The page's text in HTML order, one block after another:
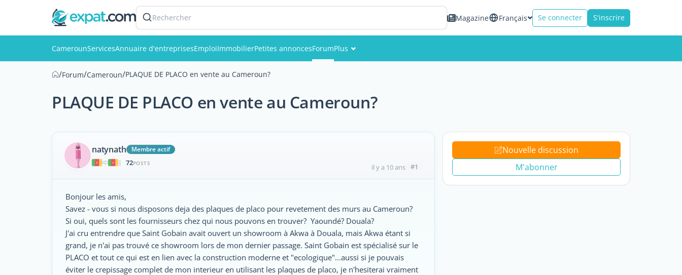
Rechercher Magazine Français Se connecter S'inscrire
CamerounServicesAnnuaire d'entreprisesEmploiImmobilierPetites annoncesForumPlus
/Forum/Cameroun/PLAQUE DE PLACO en vente au Cameroun?
PLAQUE DE PLACO en vente au Cameroun?
natynath
Membre actif
|
72POSTS il y a 10 ans #1
Bonjour les amis,
Savez - vous si nous disposons deja des plaques de placo pour revetement des murs au Cameroun?
Si oui, quels sont les fournisseurs chez qui nous pouvons en trouver? Yaoundé? Douala?
J'ai cru entrendre que Saint Gobain avait ouvert un showroom à Akwa à Douala, mais Akwa étant si
grand, je n'ai pas trouvé ce showroom lors de mon dernier passage. Saint Gobain est spécialisé sur le
PLACO et tout ce qui est en lien avec la construction moderne et "ecologique"...aussi si je pouvais
éviter le crepissage complet de mon interieur en utilisant les plaques de placo, je n'hesiterai vraiment
Nouvelle discussion
M'abonner